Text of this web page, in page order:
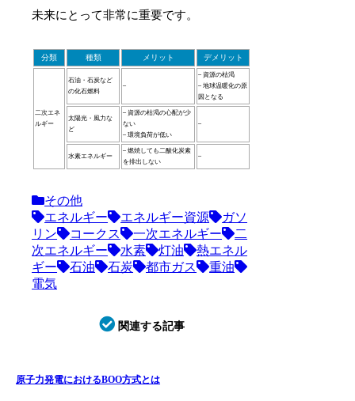
未来にとって非常に重要です。
分類 種類 メリット デメリット
二次エネ
ルギー
石油・石炭など
の化石燃料
–
– 資源の枯渇
– 地球温暖化の原
因となる
太陽光・風力な
ど
– 資源の枯渇の心配が少
ない
– 環境負荷が低い
–
水素エネルギー
– 燃焼しても二酸化炭素
を排出しない
–
その他
エネルギー
エネルギー資源
ガソ
リン
コークス 一次エネルギー
二
次エネルギー
水素 灯油
熱エネル
ギー
石油 石炭 都市ガス
重油
電気
関連する記事
原子力発電におけるBOO方式とは